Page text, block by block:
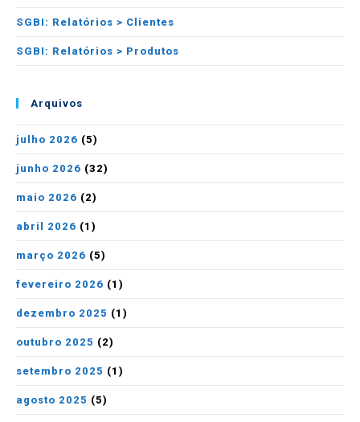
SGBI: Relatórios > Clientes
SGBI: Relatórios > Produtos
Arquivos
julho 2026 (5)
junho 2026 (32)
maio 2026 (2)
abril 2026 (1)
março 2026 (5)
fevereiro 2026 (1)
dezembro 2025 (1)
outubro 2025 (2)
setembro 2025 (1)
agosto 2025 (5)